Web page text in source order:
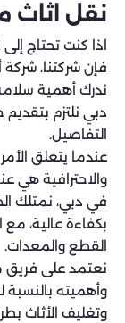
نقل اثاث
اذا كنت تحتاج
فإن شركتنا، شركة
ندرك أهمية
دبي نلتزم
التفاصيل.
عندما يتعلق
والاحترافية هي
في دبي، نمتلك
بكفاءة عالية،
القطع والمعدات.
نعتمد على فريق
وأهميته بالنسبة
وتغليف الأثاث